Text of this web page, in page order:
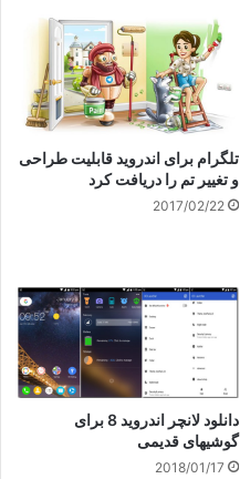
تلگرام برای اندروید قابلیت طراحی
و تغییر تم را دریافت کرد
2017/02/22
دانلود لانچر اندروید 8 برای
گوشیهای قدیمی
2018/01/17